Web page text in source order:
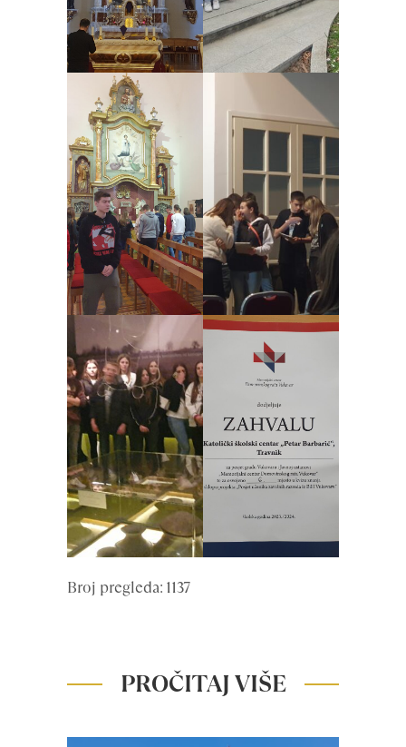
Broj pregleda: 1137
PROČITAJ VIŠE